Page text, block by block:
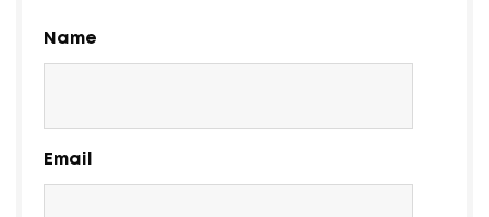
Name
Email